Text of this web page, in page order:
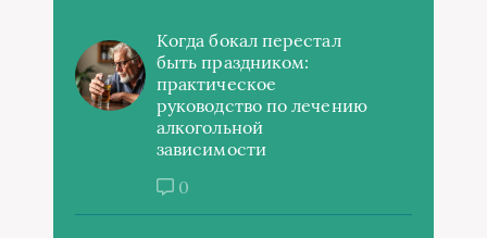
Когда бокал перестал
быть праздником:
практическое
руководство по лечению
алкогольной
зависимости
0